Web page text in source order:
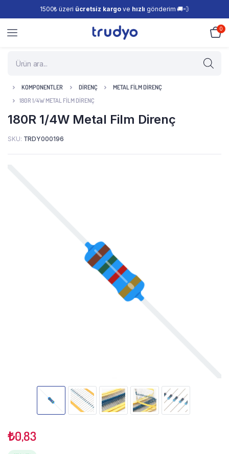
1500₺ üzeri ücretsiz kargo ve hızlı gönderim 🚚💨
0
KOMPONENTLER DIRENÇ
METAL FILM DIRENÇ
180R 1/4W METAL FILM DIRENÇ
180R 1/4W Metal Film Direnç
SKU: TRDY000196
₺0,83